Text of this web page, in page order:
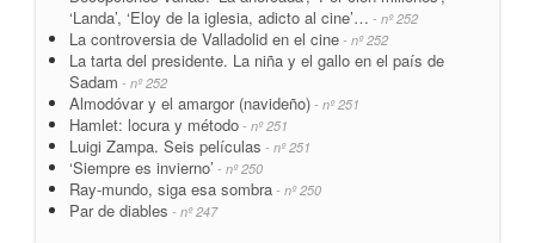
‘Landa’, ‘Eloy de la iglesia, adicto al cine’… - nº 252
La controversia de Valladolid en el cine - nº 252
La tarta del presidente. La niña y el gallo en el país de
Sadam - nº 252
Almodóvar y el amargor (navideño) - nº 251
Hamlet: locura y método - nº 251
Luigi Zampa. Seis películas - nº 251
‘Siempre es invierno’ - nº 250
Ray-mundo, siga esa sombra - nº 250
Par de diables - nº 247